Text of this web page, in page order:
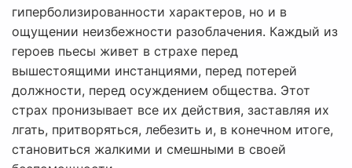
гиперболизированности характеров, но и в
ощущении неизбежности разоблачения. Каждый из
героев пьесы живет в страхе перед
вышестоящими инстанциями, перед потерей
должности, перед осуждением общества. Этот
страх пронизывает все их действия, заставляя их
лгать, притворяться, лебезить и, в конечном итоге,
становиться жалкими и смешными в своей